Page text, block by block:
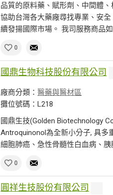
品質的原料藥、賦形劑、中間體
協助台灣各大藥廠尋找專業、安
續發揚國際市場。 我司服務商品
0
國鼎生物科技股份有限公司
廠商分類：醫藥與醫材區
攤位號碼：L218
國鼎生技(Golden Biotechnology
Antroquinonol為全新小分子, 具多
細胞肺癌、急性骨髓性白血病、
0
圓祥生技股份有限公司